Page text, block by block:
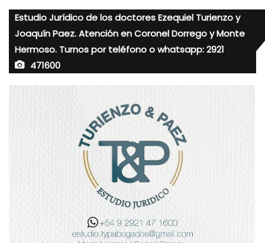
Estudio Jurídico de los doctores Ezequiel Turienzo y
Joaquín Paez. Atención en Coronel Dorrego y Monte
Hermoso. Turnos por teléfono o whatsapp: 2921
471600